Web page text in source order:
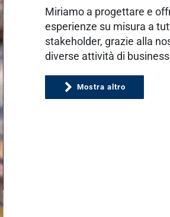
Miriamo a progettare e
esperienze su misura a
stakeholder, grazie alla
diverse attività di
Mostra altro